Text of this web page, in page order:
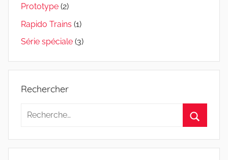
Prototype (2)
Rapido Trains (1)
Série spéciale (3)
Rechercher
Recherche
: